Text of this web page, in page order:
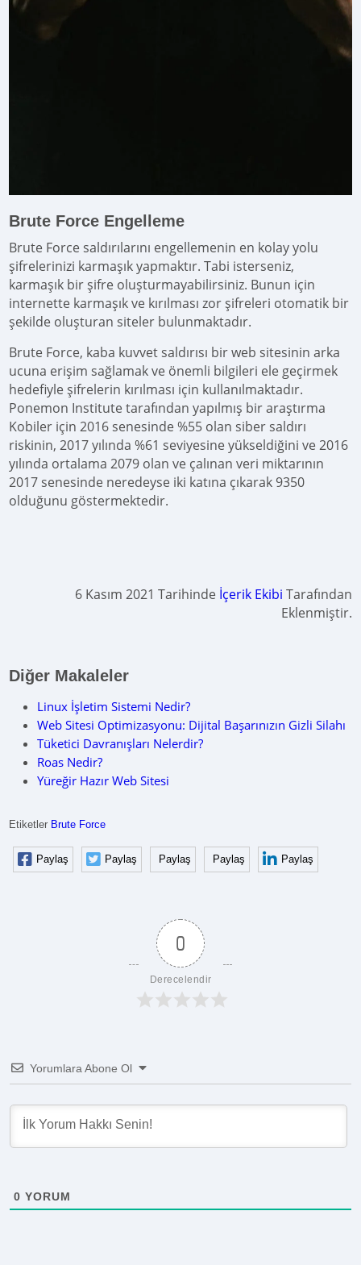
Brute Force Engelleme
Brute Force saldırılarını engellemenin en kolay yolu
şifrelerinizi karmaşık yapmaktır. Tabi isterseniz,
karmaşık bir şifre oluşturmayabilirsiniz. Bunun için
internette karmaşık ve kırılması zor şifreleri otomatik bir
şekilde oluşturan siteler bulunmaktadır.
Brute Force, kaba kuvvet saldırısı bir web sitesinin arka
ucuna erişim sağlamak ve önemli bilgileri ele geçirmek
hedefiyle şifrelerin kırılması için kullanılmaktadır.
Ponemon Institute tarafından yapılmış bir araştırma
Kobiler için 2016 senesinde %55 olan siber saldırı
riskinin, 2017 yılında %61 seviyesine yükseldiğini ve 2016
yılında ortalama 2079 olan ve çalınan veri miktarının
2017 senesinde neredeyse iki katına çıkarak 9350
olduğunu göstermektedir.
6 Kasım 2021 Tarihinde İçerik Ekibi Tarafından
Eklenmiştir.
Diğer Makaleler
Linux İşletim Sistemi Nedir?
Web Sitesi Optimizasyonu: Dijital Başarınızın Gizli Silahı
Tüketici Davranışları Nelerdir?
Roas Nedir?
Yüreğir Hazır Web Sitesi
Etiketler Brute Force
Paylaş Paylaş Paylaş Paylaş Paylaş
0
Derecelendir
Yorumlara Abone Ol
0 YORUM